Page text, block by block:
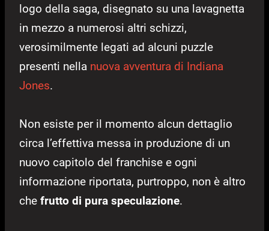
logo della saga, disegnato su una lavagnetta
in mezzo a numerosi altri schizzi,
verosimilmente legati ad alcuni puzzle
presenti nella nuova avventura di Indiana
Jones.
Non esiste per il momento alcun dettaglio
circa l’effettiva messa in produzione di un
nuovo capitolo del franchise e ogni
informazione riportata, purtroppo, non è altro
che frutto di pura speculazione.